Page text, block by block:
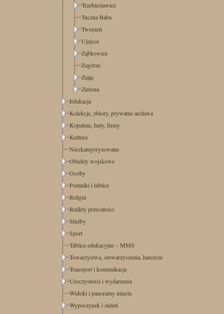
Trzebiesławice
Tuczna Baba
Tworzeń
Ujejsce
Ząbkowice
Zagórze
Zając
Zielona
Edukacja
Kolekcje, zbiory, prywatne archiwa
Kopalnie, huty, firmy
Kultura
Nieskategoryzowane
Obiekty wojskowe
Osoby
Pomniki i tablice
Religia
Relikty przeszłości
Służby
Sport
Tablice edukacyjne – MMS
Towarzystwa, stowarzyszenia, harcerze
Transport i komunikacja
Uroczystości i wydarzenia
Widoki i panoramy miasta
Wypoczynek i zieleń